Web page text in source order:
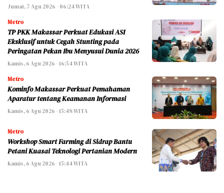
Jumat, 7 Agu 2026 - 06:24 WITA
Metro
TP PKK Makassar Perkuat Edukasi ASI
Eksklusif untuk Cegah Stunting pada
Peringatan Pekan Ibu Menyusui Dunia 2026
Kamis, 6 Agu 2026 - 16:54 WITA
Metro
Kominfo Makassar Perkuat Pemahaman
Aparatur tentang Keamanan Informasi
Kamis, 6 Agu 2026 - 15:48 WITA
Metro
Workshop Smart Farming di Sidrap Bantu
Petani Kuasai Teknologi Pertanian Modern
Kamis, 6 Agu 2026 - 15:44 WITA